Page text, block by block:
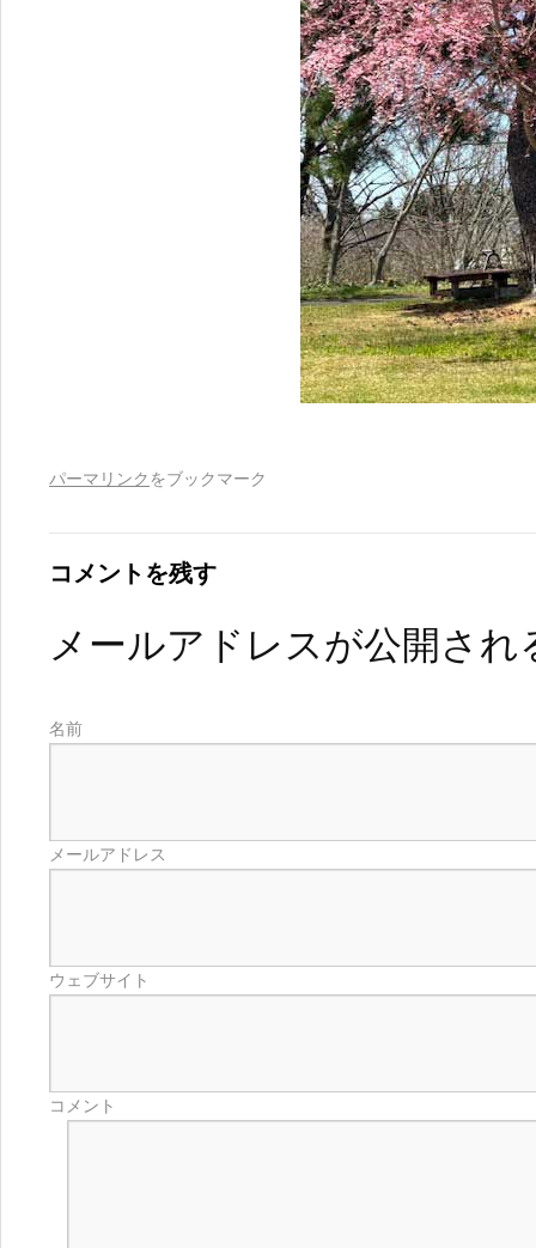
パーマリンク をブックマーク
コメントを残す
メールアドレスが公開さ
名前
メールアドレス
ウェブサイト
コメント